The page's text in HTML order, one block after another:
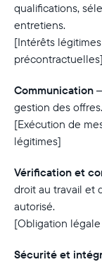
qualifications,
entretiens.
[Intérêts
précontractuelles]
Communication
gestion des offres.
[Exécution de
légitimes]
Vérification et
droit au travail et
autorisé.
[Obligation
Sécurité et